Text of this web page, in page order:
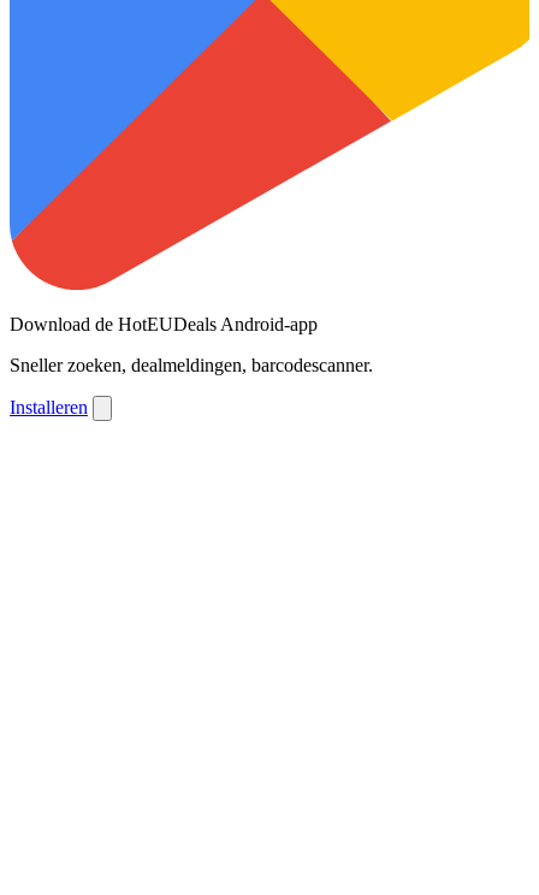
Download de HotEUDeals Android-app
Sneller zoeken, dealmeldingen, barcodescanner.
Installeren